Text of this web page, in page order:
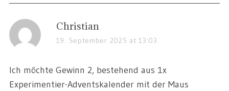
Christian
19. September 2025 at 13:03
Ich möchte Gewinn 2, bestehend aus 1x
Experimentier-Adventskalender mit der Maus